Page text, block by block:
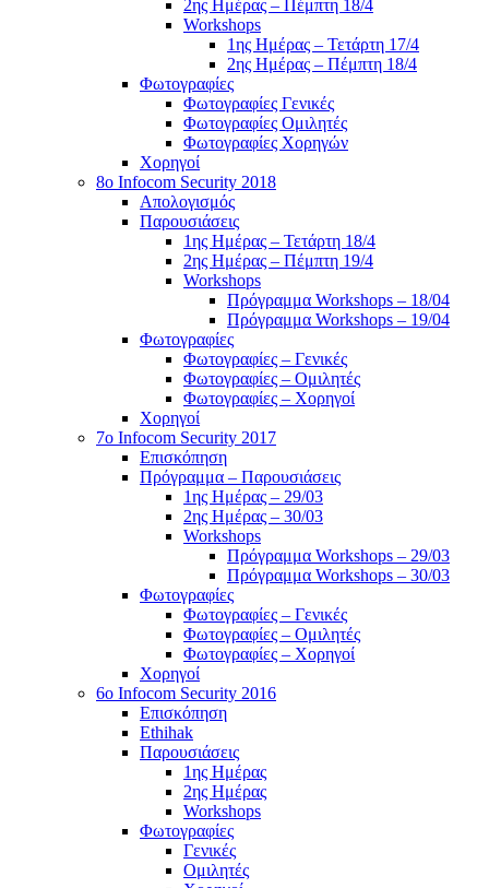
2ης Ημέρας – Πέμπτη 18/4
Workshops
1ης Ημέρας – Τετάρτη 17/4
2ης Ημέρας – Πέμπτη 18/4
Φωτογραφίες
Φωτογραφίες Γενικές
Φωτογραφίες Ομιλητές
Φωτογραφίες Χορηγών
Χορηγοί
8ο Infocom Security 2018
Απολογισμός
Παρουσιάσεις
1ης Ημέρας – Τετάρτη 18/4
2ης Ημέρας – Πέμπτη 19/4
Workshops
Πρόγραμμα Workshops – 18/04
Πρόγραμμα Workshops – 19/04
Φωτογραφίες
Φωτογραφίες – Γενικές
Φωτογραφίες – Ομιλητές
Φωτογραφίες – Χορηγοί
Χορηγοί
7o Infocom Security 2017
Επισκόπηση
Πρόγραμμα – Παρουσιάσεις
1ης Ημέρας – 29/03
2ης Ημέρας – 30/03
Workshops
Πρόγραμμα Workshops – 29/03
Πρόγραμμα Workshops – 30/03
Φωτογραφίες
Φωτογραφίες – Γενικές
Φωτογραφίες – Ομιλητές
Φωτογραφίες – Χορηγοί
Χορηγοί
6o Infocom Security 2016
Επισκόπηση
Ethihak
Παρουσιάσεις
1ης Ημέρας
2ης Ημέρας
Workshops
Φωτογραφίες
Γενικές
Ομιλητές